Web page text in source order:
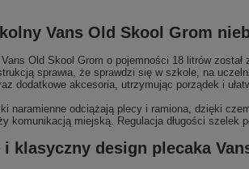
Vans Old Skool Grom
Old Skool Grom o pojemności 18 litrów
sprawia, że sprawdzi się w szkole, na
dodatkowe akcesoria, utrzymując porządek i
naramienne odciążają plecy i ramiona, dzięki
komunikacją miejską. Regulacja długości szelek
i klasyczny design plecaka